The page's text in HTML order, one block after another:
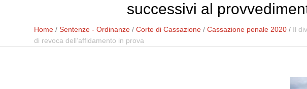
successivi al
Home /Sentenze - Ordinanze /Corte di Cassazione /Cassazione penale 2020 / Il
di revoca dell’affidamento in prova